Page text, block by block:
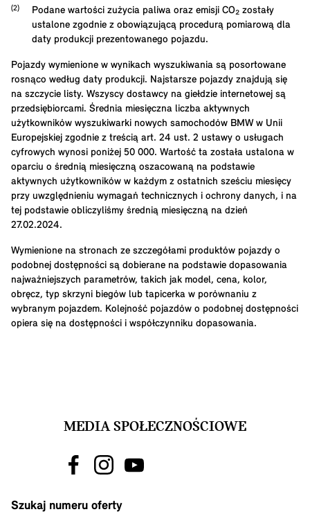
Podane wartości zużycia paliwa oraz emisji CO₂ zostały
ustalone zgodnie z obowiązującą procedurą pomiarową dla
daty produkcji prezentowanego pojazdu.
Pojazdy wymienione w wynikach wyszukiwania są posortowane
rosnąco według daty produkcji. Najstarsze pojazdy znajdują się
na szczycie listy. Wszyscy dostawcy na giełdzie internetowej są
przedsiębiorcami. Średnia miesięczna liczba aktywnych
użytkowników wyszukiwarki nowych samochodów BMW w Unii
Europejskiej zgodnie z treścią art. 24 ust. 2 ustawy o usługach
cyfrowych wynosi poniżej 50 000. Wartość ta została ustalona w
oparciu o średnią miesięczną oszacowaną na podstawie
aktywnych użytkowników w każdym z ostatnich sześciu miesięcy
przy uwzględnieniu wymagań technicznych i ochrony danych, i na
tej podstawie obliczyliśmy średnią miesięczną na dzień
27.02.2024.
Wymienione na stronach ze szczegółami produktów pojazdy o
podobnej dostępności są dobierane na podstawie dopasowania
najważniejszych parametrów, takich jak model, cena, kolor,
obręcz, typ skrzyni biegów lub tapicerka w porównaniu z
wybranym pojazdem. Kolejność pojazdów o podobnej dostępności
opiera się na dostępności i współczynniku dopasowania.
MEDIA SPOŁECZNOŚCIOWE
Szukaj numeru oferty